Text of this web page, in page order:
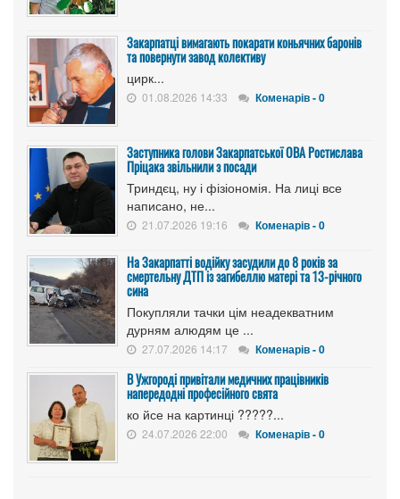
Закарпатці вимагають покарати коньячних баронів
та повернути завод колективу
цирк...
01.08.2026 14:33 Коменарів - 0
Заступника голови Закарпатської ОВА Ростислава
Пріцака звільнили з посади
Триндєц, ну і фізіономія. На лиці все
написано, не...
21.07.2026 19:16 Коменарів - 0
На Закарпатті водійку засудили до 8 років за
смертельну ДТП із загибеллю матері та 13-річного
сина
Покупляли тачки цім неадекватним
дурням алюдям це ...
27.07.2026 14:17 Коменарів - 0
В Ужгороді привітали медичних працівників
напередодні професійного свята
ко йсе на картинці ?????...
24.07.2026 22:00 Коменарів - 0